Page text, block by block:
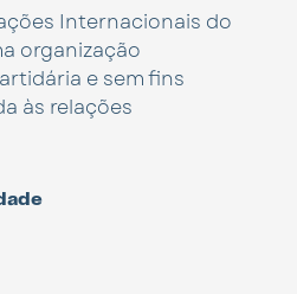
Internacionais do
organização
e sem fins
às relações